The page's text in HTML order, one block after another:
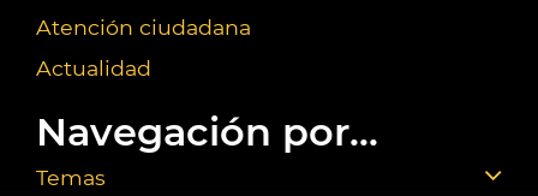
Atención ciudadana
Actualidad
Navegación por...
Temas